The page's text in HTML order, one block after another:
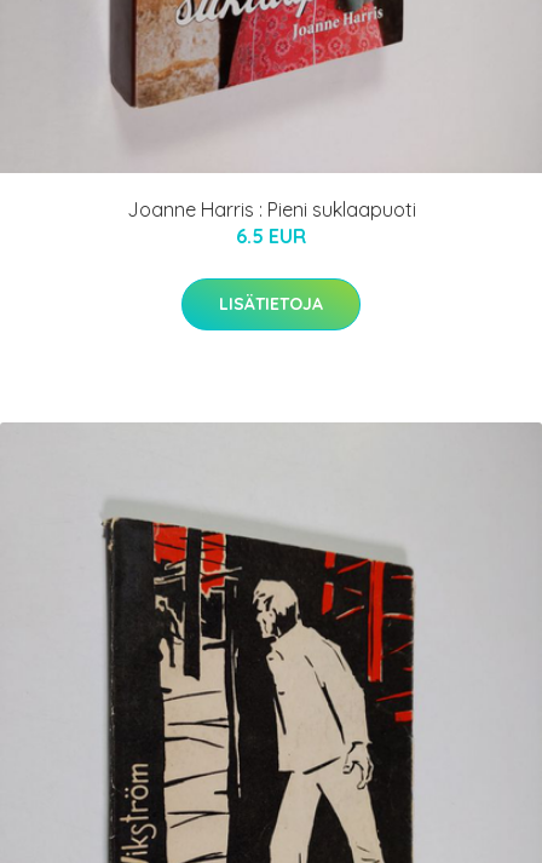
Joanne Harris : Pieni suklaapuoti
6.5 EUR
LISÄTIETOJA